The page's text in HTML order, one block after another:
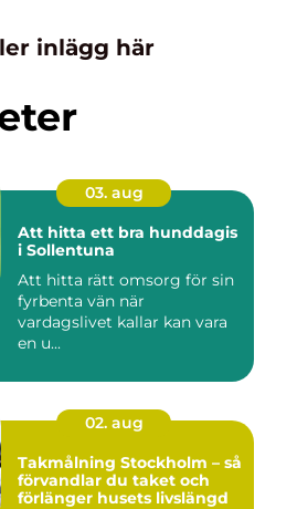
inlägg här
03. aug
Att hitta ett bra hunddagis
i Sollentuna
Att hitta rätt omsorg för sin
fyrbenta vän när
vardagslivet kallar kan vara
en u...
02. aug
Takmålning Stockholm – så
förvandlar du taket och
förlänger husets livslängd